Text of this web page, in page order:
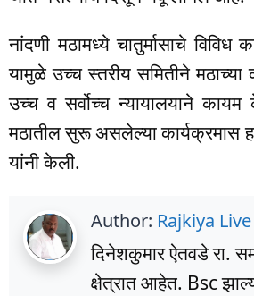
नांदणी मठामध्ये चातुर्मासाचे
यामुळे उच्च स्तरीय समितीने मठाच्या
उच्च व सर्वोच्च न्यायालयाने
मठातील सुरू असलेल्या कार्यक्रमास
यांनी केली.
Author: Rajkiya Live
दिनेशकुमार ऐतवडे रा.
क्षेत्रात आहेत. Bsc